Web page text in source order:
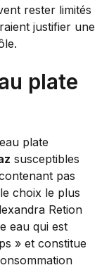
rester limités
justifier une
plate
plate
susceptibles
pas
choix le plus
Retion
eau qui est
» et constitue